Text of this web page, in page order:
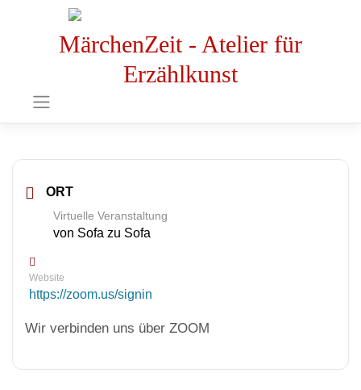
MärchenZeit - Atelier für
Erzählkunst
ORT
Virtuelle Veranstaltung
von Sofa zu Sofa
Website
https://zoom.us/signin
Wir verbinden uns über ZOOM